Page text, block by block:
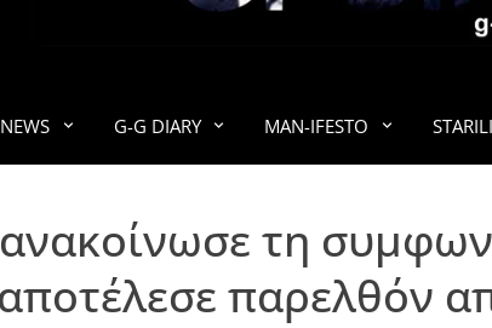
G-G DIARY MAN-IFESTO
τη
αποτέλεσε παρελθόν